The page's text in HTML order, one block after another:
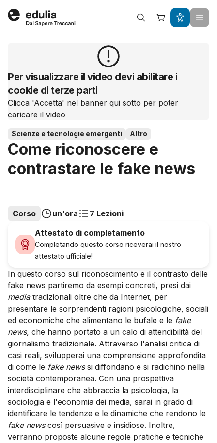
Edulia
Per visualizzare il video devi abilitare i
cookie di terze parti
Clicca 'Accetta' nel banner qui sotto per poter
caricare il video
Scienze e tecnologie emergenti Altro
Come riconoscere e
contrastare le fake news
Corso un'ora
7 Lezioni
Attestato di completamento
Completando questo corso riceverai il nostro
attestato ufficiale!
In questo corso sul riconoscimento e il contrasto delle
fake news partiremo da esempi concreti, presi dai
mediatradizionali oltre che da Internet, per
presentare le sorprendenti ragioni psicologiche, sociali
ed economiche che alimentano le bufale e le fake
news, che hanno portato a un calo di attendibilità del
giornalismo tradizionale. Attraverso l'analisi critica di
casi reali, svilupperai una comprensione approfondita
di come le fake newssi diffondano e si radichino nella
società contemporanea. Con una prospettiva
interdisciplinare che abbraccia la psicologia, la
sociologia e l'economia dei media, sarai in grado di
identificare le tendenze e le dinamiche che rendono le
fake newscosì persuasive e insidiose. Inoltre,
verranno proposte alcune regole pratiche e tecniche